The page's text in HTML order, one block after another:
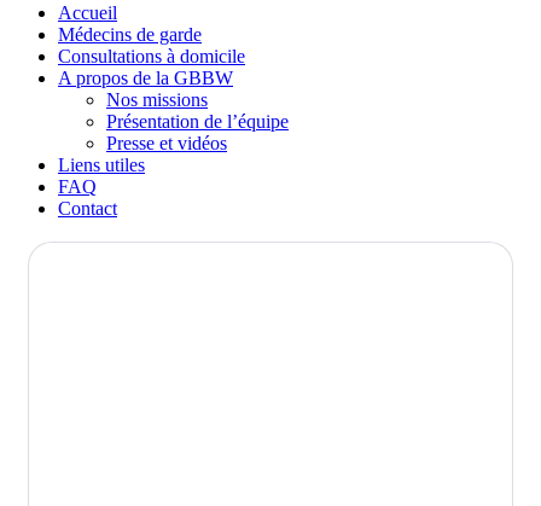
Accueil
Médecins de garde
Consultations à domicile
A propos de la GBBW
Nos missions
Présentation de l’équipe
Presse et vidéos
Liens utiles
FAQ
Contact